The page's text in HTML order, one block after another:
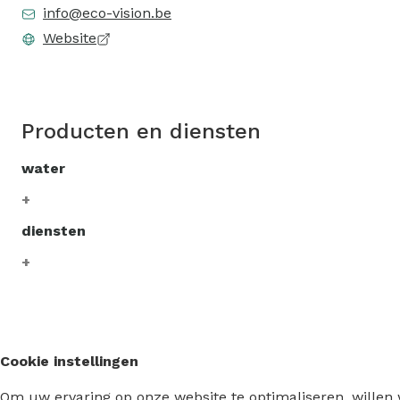
info@eco-vision.be
Website
Producten en diensten
water
diensten
Cookie instellingen